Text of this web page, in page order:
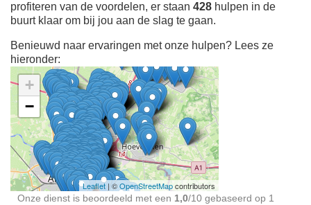
profiteren van de voordelen, er staan 428 hulpen in de
buurt klaar om bij jou aan de slag te gaan.
Benieuwd naar ervaringen met onze hulpen? Lees ze
hieronder:
Ontdek meer ervaringen
Schoonmaakster bij
jou in de buurt
+
−
Leaflet | ©OpenStreetMapcontributors
Onze dienst is beoordeeld met een 1,0/10 gebaseerd op 1